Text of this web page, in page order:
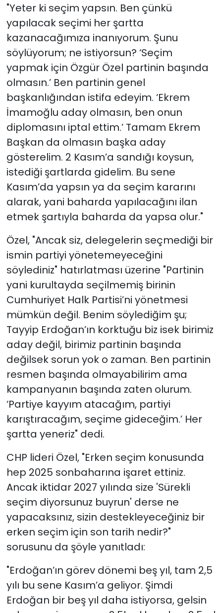
"Yeter ki seçim yapsın. Ben çünkü
yapılacak seçimi her şartta
kazanacağımıza inanıyorum. Şunu
söylüyorum; ne istiyorsun? ‘Seçim
yapmak için Özgür Özel partinin başında
olmasın.’ Ben partinin genel
başkanlığından istifa edeyim. ‘Ekrem
İmamoğlu aday olmasın, ben onun
diplomasını iptal ettim.’ Tamam Ekrem
Başkan da olmasın başka aday
gösterelim. 2 Kasım’a sandığı koysun,
istediği şartlarda gidelim. Bu sene
Kasım’da yapsın ya da seçim kararını
alarak, yani baharda yapılacağını ilan
etmek şartıyla baharda da yapsa olur."
Özel, "Ancak siz, delegelerin seçmediği bir
ismin partiyi yönetemeyeceğini
söylediniz" hatırlatması üzerine "Partinin
yani kurultayda seçilmemiş birinin
Cumhuriyet Halk Partisi’ni yönetmesi
mümkün değil. Benim söylediğim şu;
Tayyip Erdoğan’ın korktuğu biz isek birimiz
aday değil, birimiz partinin başında
değilsek sorun yok o zaman. Ben partinin
resmen başında olmayabilirim ama
kampanyanın başında zaten olurum.
‘Partiye kayyım atacağım, partiyi
karıştıracağım, seçime gideceğim.’ Her
şartta yeneriz" dedi.
CHP lideri Özel, "Erken seçim konusunda
hep 2025 sonbaharına işaret ettiniz.
Ancak iktidar 2027 yılında size 'Sürekli
seçim diyorsunuz buyrun' derse ne
yapacaksınız, sizin destekleyeceğiniz bir
erken seçim için son tarih nedir?"
sorusunu da şöyle yanıtladı:
"Erdoğan’ın görev dönemi beş yıl, tam 2,5
yılı bu sene Kasım’a geliyor. Şimdi
Erdoğan bir beş yıl daha istiyorsa, gelsin